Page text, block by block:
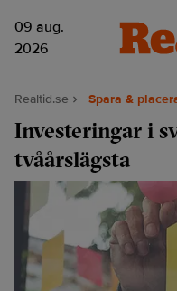
09 aug.
2026
Realtid.se Spara &
Investeringar i
tvåårslägsta